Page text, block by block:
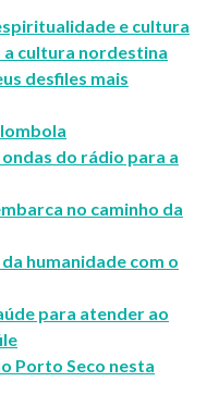
e cultura
cultura nordestina
desfiles mais
do rádio para a
no caminho da
humanidade com o
para atender ao
Porto Seco nesta